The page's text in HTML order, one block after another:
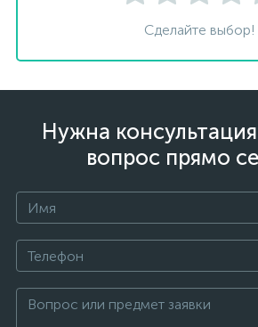
Сделайте выбор!
Нужна
вопрос прямо